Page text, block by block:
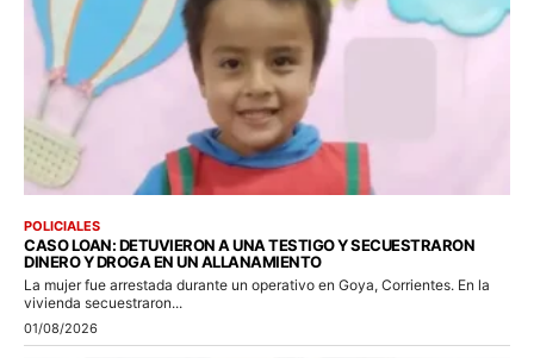
POLICIALES
CASO LOAN: DETUVIERON A UNA TESTIGO Y SECUESTRARON
DINERO Y DROGA EN UN ALLANAMIENTO
La mujer fue arrestada durante un operativo en Goya, Corrientes. En la
vivienda secuestraron...
01/08/2026